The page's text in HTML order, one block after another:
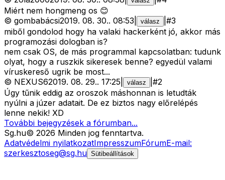
Miért nem hongmeng os 😊
© gombabácsi2019. 08. 30.. 08:53 válasz #3
miből gondolod hogy ha valaki hackerként jó, akkor más
programozási dologban is?
nem csak OS, de más programmal kapcsolatban: tudunk
olyat, hogy a ruszkik sikeresek benne? egyedül valami
víruskereső ugrik be most...
© NEXUS62019. 08. 29.. 17:25 válasz #2
Úgy tűnik eddig az oroszok máshonnan is letudták
nyúlni a júzer adatait. De ez biztos nagy előrelépés
lenne nekik! XD
További bejegyzések a fórumban...
Sg.hu© 2026 Minden jog fenntartva.
Adatvédelmi nyilatkozatImpresszumFórumE-mail:
szerkesztoseg@sg.hu Sütibeállítások